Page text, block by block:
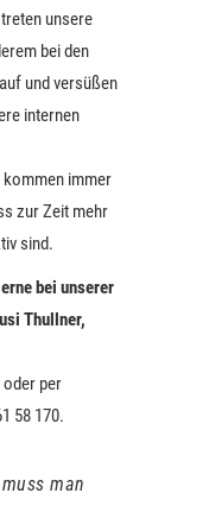
treten unsere
bei den
und versüßen
internen
kommen immer
zur Zeit mehr
sind.
bei unserer
Thullner,
oder per
58 170.
man